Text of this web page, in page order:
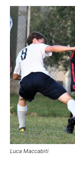
Luca Maccabiti